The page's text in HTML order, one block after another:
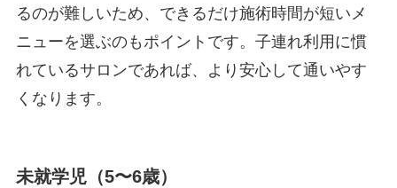
るのが難しいため、できるだけ施術時間が短いメ
ニューを選ぶのもポイントです。子連れ利用に慣
れているサロンであれば、より安心して通いやす
くなります。
未就学児（5〜6歳）